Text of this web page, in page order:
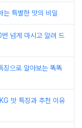
는 특별한 맛의 비밀
넘게 마시고 알려 드
징으로 알아보는 똑똑
맛 특징과 추천 이유